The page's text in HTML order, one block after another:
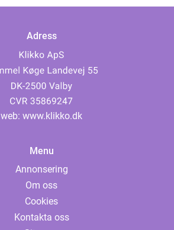
Adress
web: www.klikko.dk
Menu
Annonsering
Om oss
Cookies
Kontakta oss